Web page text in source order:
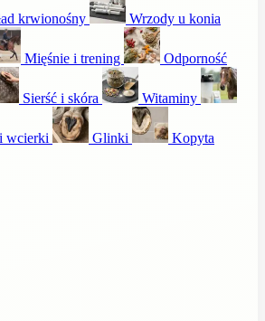
krwionośny Wrzody u konia
Mięśnie i trening Odporność
Sierść i skóra Witaminy
wcierki Glinki
Kopyta